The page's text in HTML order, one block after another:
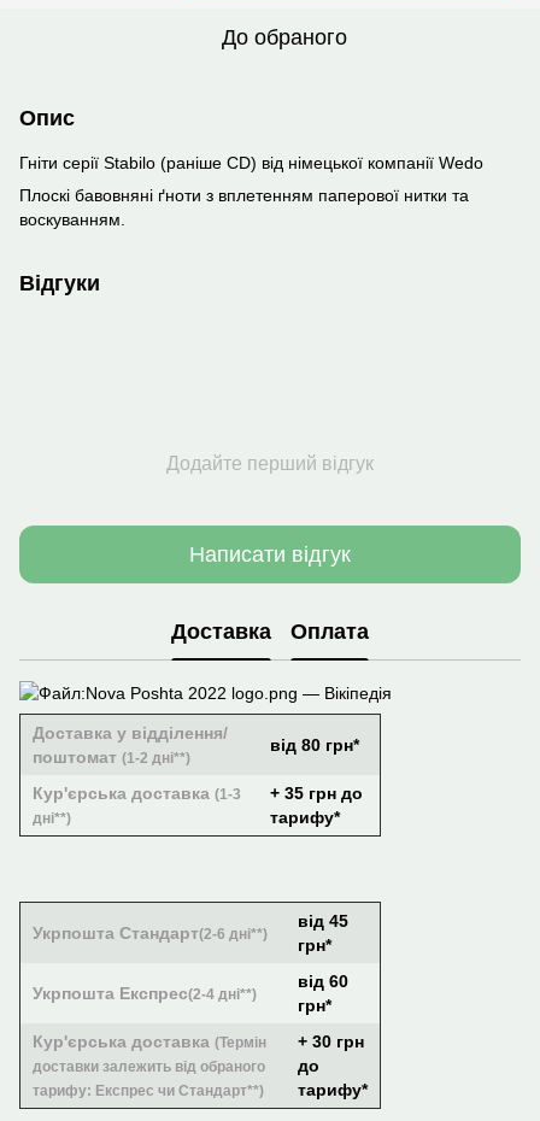
До обраного
Опис
Гніти серії Stabilo (раніше CD) від німецької компанії Wedo
Плоскі бавовняні ґноти з вплетенням паперової нитки та
воскуванням.
Відгуки
Додайте перший відгук
Написати відгук
Доставка Оплата
Доставка у відділення/
поштомат (1-2 дні**)
від 80 грн*
Кур'єрська доставка (1-3
дні**)
+ 35 грн до
тарифу*
Укрпошта Стандарт(2-6 дні**)
від 45
грн*
Укрпошта Експрес(2-4 дні**)
від 60
грн*
Кур'єрська доставка (Термін
доставки залежить від обраного
тарифу: Експрес чи Стандарт**)
+ 30 грн
до
тарифу*